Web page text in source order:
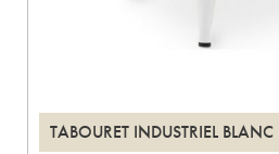
TABOURET INDUSTRIEL BLANC